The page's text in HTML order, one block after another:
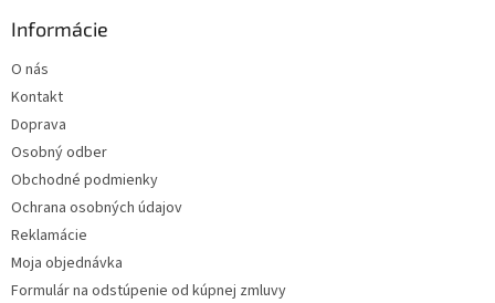
Informácie
O nás
Kontakt
Doprava
Osobný odber
Obchodné podmienky
Ochrana osobných údajov
Reklamácie
Moja objednávka
Formulár na odstúpenie od kúpnej zmluvy